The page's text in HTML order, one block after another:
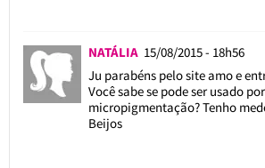
NATÁLIA 15/08/2015 - 18h56
Ju parabéns pelo site amo e
Você sabe se pode ser usado
micropigmentação? Tenho
Beijos